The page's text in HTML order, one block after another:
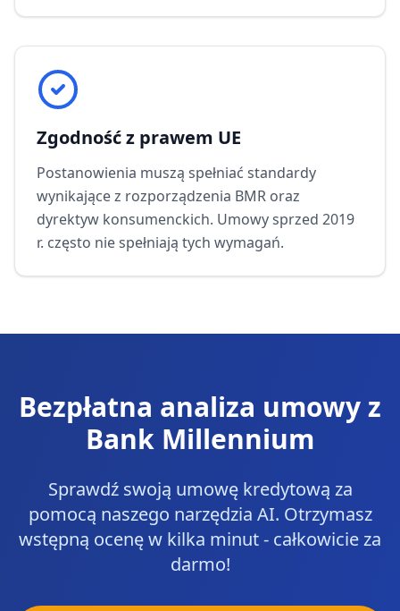
Zgodność z prawem UE
Postanowienia muszą spełniać standardy
wynikające z rozporządzenia BMR oraz
dyrektyw konsumenckich. Umowy sprzed 2019
r. często nie spełniają tych wymagań.
Bezpłatna analiza umowy z
Bank Millennium
Sprawdź swoją umowę kredytową za
pomocą naszego narzędzia AI. Otrzymasz
wstępną ocenę w kilka minut - całkowicie za
darmo!